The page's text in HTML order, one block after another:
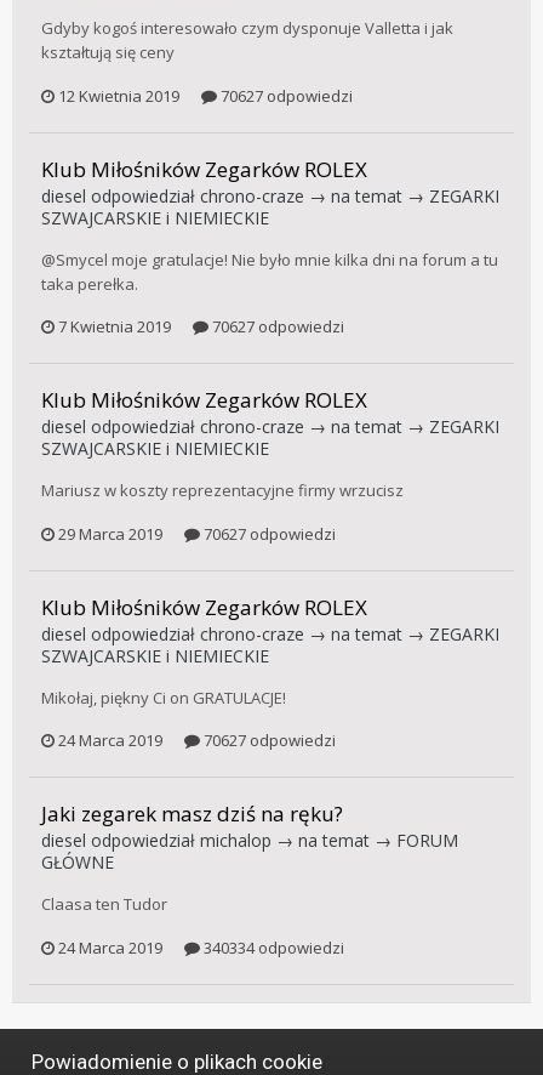
Gdyby kogoś interesowało czym dysponuje Valletta i jak
kształtują się ceny
12 Kwietnia 2019
70627 odpowiedzi
Klub Miłośników Zegarków ROLEX
diesel odpowiedział chrono-craze → na temat → ZEGARKI
SZWAJCARSKIE i NIEMIECKIE
@Smycel moje gratulacje! Nie było mnie kilka dni na forum a tu
taka perełka.
7 Kwietnia 2019
70627 odpowiedzi
Klub Miłośników Zegarków ROLEX
diesel odpowiedział chrono-craze → na temat → ZEGARKI
SZWAJCARSKIE i NIEMIECKIE
Mariusz w koszty reprezentacyjne firmy wrzucisz
29 Marca 2019
70627 odpowiedzi
Klub Miłośników Zegarków ROLEX
diesel odpowiedział chrono-craze → na temat → ZEGARKI
SZWAJCARSKIE i NIEMIECKIE
Mikołaj, piękny Ci on GRATULACJE!
24 Marca 2019
70627 odpowiedzi
Jaki zegarek masz dziś na ręku?
diesel odpowiedział michalop → na temat → FORUM
GŁÓWNE
Claasa ten Tudor
24 Marca 2019
340334 odpowiedzi
Język Styl Polityka prywatności
Powiadomienie o plikach cookie